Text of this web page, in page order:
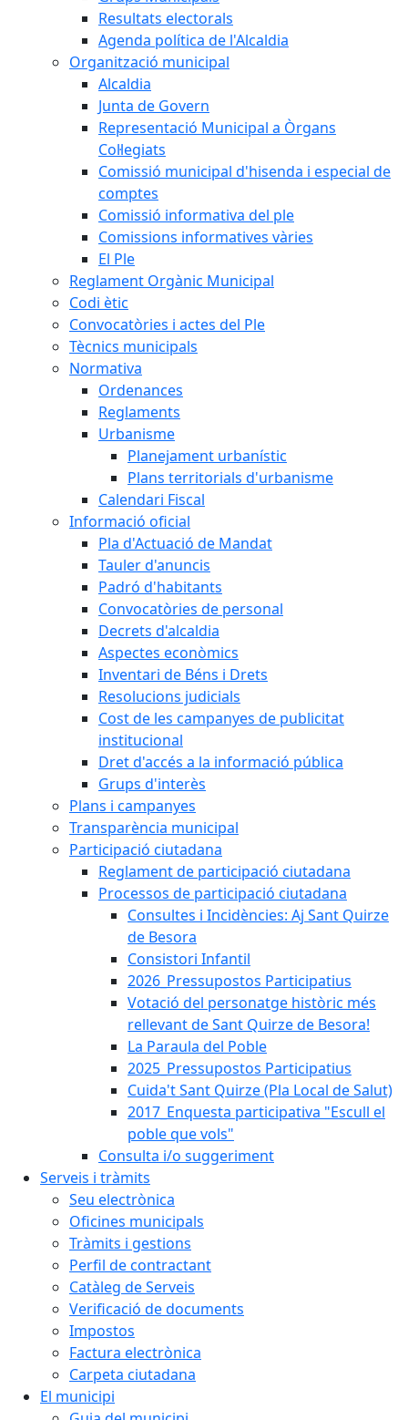
Resultats electorals
Agenda política de l'Alcaldia
Organització municipal
Alcaldia
Junta de Govern
Representació Municipal a Òrgans
Col·legiats
Comissió municipal d'hisenda i especial de
comptes
Comissió informativa del ple
Comissions informatives vàries
El Ple
Reglament Orgànic Municipal
Codi ètic
Convocatòries i actes del Ple
Tècnics municipals
Normativa
Ordenances
Reglaments
Urbanisme
Planejament urbanístic
Plans territorials d'urbanisme
Calendari Fiscal
Informació oficial
Pla d'Actuació de Mandat
Tauler d'anuncis
Padró d'habitants
Convocatòries de personal
Decrets d'alcaldia
Aspectes econòmics
Inventari de Béns i Drets
Resolucions judicials
Cost de les campanyes de publicitat
institucional
Dret d'accés a la informació pública
Grups d'interès
Plans i campanyes
Transparència municipal
Participació ciutadana
Reglament de participació ciutadana
Processos de participació ciutadana
Consultes i Incidències: Aj Sant Quirze
de Besora
Consistori Infantil
2026_Pressupostos Participatius
Votació del personatge històric més
rellevant de Sant Quirze de Besora!
La Paraula del Poble
2025_Pressupostos Participatius
Cuida't Sant Quirze (Pla Local de Salut)
2017_Enquesta participativa "Escull el
poble que vols"
Consulta i/o suggeriment
Serveis i tràmits
Seu electrònica
Oficines municipals
Tràmits i gestions
Perfil de contractant
Catàleg de Serveis
Verificació de documents
Impostos
Factura electrònica
Carpeta ciutadana
El municipi